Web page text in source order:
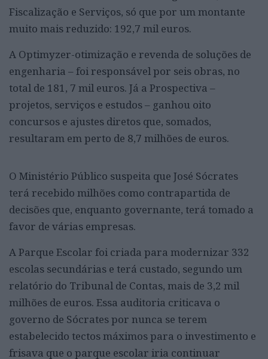
Fiscalização e Serviços, só que por um montante
muito mais reduzido: 192,7 mil euros.
A Optimyzer-otimização e revenda de soluções de
engenharia – foi responsável por seis obras, no
total de 181, 7 mil euros. Já a Prospectiva –
projetos, serviços e estudos – ganhou oito
concursos e ajustes diretos que, somados,
resultaram em perto de 8,7 milhões de euros.
O Ministério Público suspeita que José Sócrates
terá recebido milhões como contrapartida de
decisões que, enquanto governante, terá tomado a
favor de várias empresas.
A Parque Escolar foi criada para modernizar 332
escolas secundárias e terá custado, segundo um
relatório do Tribunal de Contas, mais de 3,2 mil
milhões de euros. Essa auditoria criticava o
governo de Sócrates por nunca se terem
estabelecido tectos máximos para o investimento e
frisava que o parque escolar iria continuar